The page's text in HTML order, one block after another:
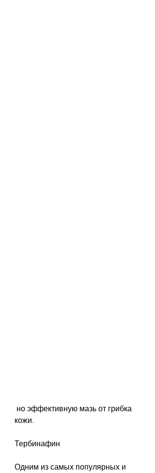
кожи.
Тербинафин
Одним из самых популярных и